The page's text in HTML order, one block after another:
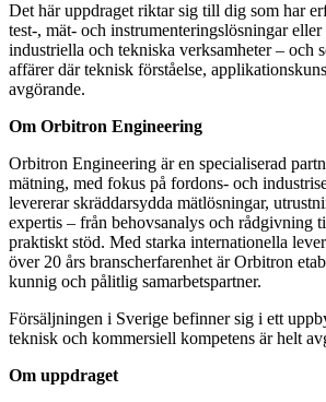
Det här uppdraget riktar sig till dig som har
test-, mät- och instrumenteringslösningar
industriella och tekniska verksamheter – och
affärer där teknisk förståelse,
avgörande.
Om Orbitron Engineering
Orbitron Engineering är en specialiserad
mätning, med fokus på fordons- och
levererar skräddarsydda mätlösningar,
expertis – från behovsanalys och rådgivning
praktiskt stöd. Med starka internationella
över 20 års branscherfarenhet är Orbitron
kunnig och pålitlig samarbetspartner.
Försäljningen i Sverige befinner sig i ett
teknisk och kommersiell kompetens är helt
Om uppdraget